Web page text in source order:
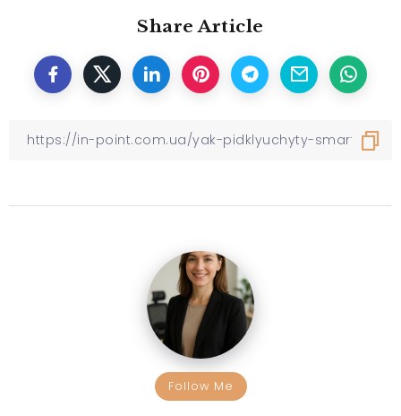
Share Article
Follow Me